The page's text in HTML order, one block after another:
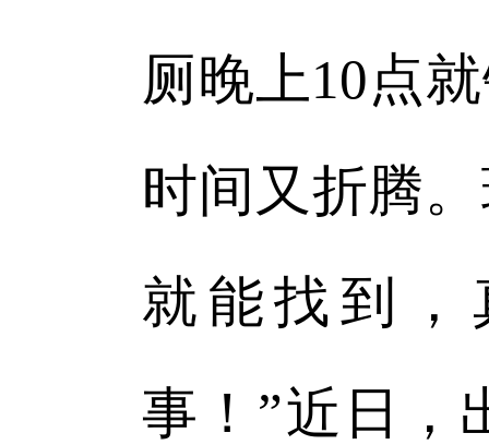
厕晚上10点
时间又折腾
就能找到
事！”近日，